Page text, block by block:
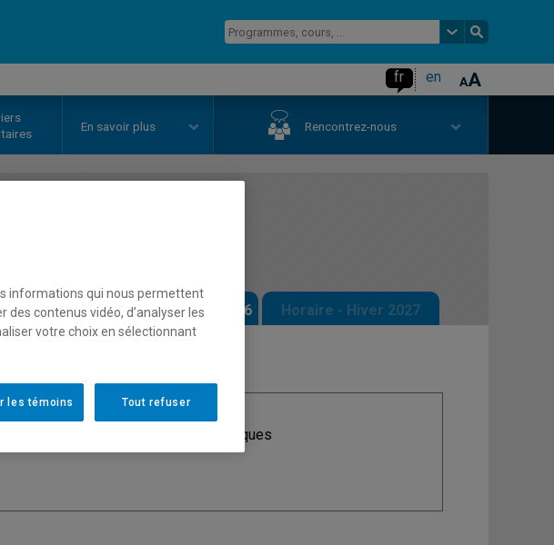
fr en
En savoir plus Rencontrez-nous
2026 Horaire - Automne 2026 Horaire - Hiver 2027
: Mathématiques
informations qui nous permettent
des contenus vidéo, d’analyser les
votre choix en sélectionnant
Tout refuser
les témoins